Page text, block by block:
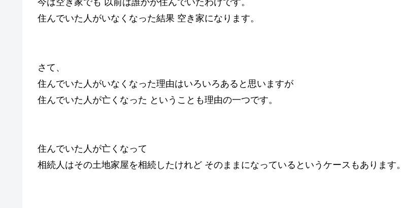
今は空き家でも 以前は誰かが住んでいたわけです。
住んでいた人がいなくなった結果 空き家になります。
さて、
住んでいた人がいなくなった理由はいろいろあると思いますが
住んでいた人が亡くなった ということも理由の一つです。
住んでいた人が亡くなって
相続人はその土地家屋を相続したけれど そのままになっているというケースもあります。